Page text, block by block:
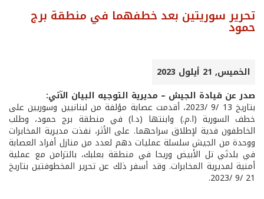
تحرير سوريتين بعد خطفهما في منطقة برج
حمود
الخميس, 21 أيلول 2023
صدر عن قيادة الجيش – مديرية التوجيه البيان الآتي:
بتاريخ 13 /9 /2023، أقدمت عصابة مؤلفة من لبنانيين وسوريين على
خطف السورية (ا.م.) وابنتها (د.ا) في منطقة برج حمود، وطلب
الخاطفون فدية لإطلاق سراحهما. على الأثر، نفذت مديرية المخابرات
ووحدة من الجيش سلسلة عمليات دهم لعدد من منازل أفراد العصابة
في بلدتَي تل الأبيض وريحا في منطقة بعلبك، بالتزامن مع عملية
أمنية لمديرية المخابرات. وقد أسفر ذلك عن تحرير المخطوفتين بتاريخ
21 /9 /2023.